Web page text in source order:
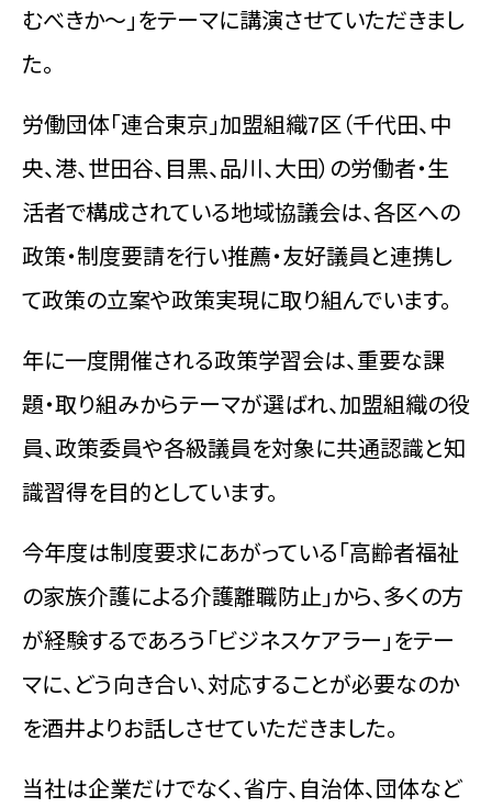
むべきか～」をテーマに講演させていただきまし
た。
労働団体「連合東京」加盟組織7区（千代田、中
央、港、世田谷、目黒、品川、大田）の労働者・生
活者で構成されている地域協議会は、各区への
政策・制度要請を行い推薦・友好議員と連携し
て政策の立案や政策実現に取り組んでいます。
年に一度開催される政策学習会は、重要な課
題・取り組みからテーマが選ばれ、加盟組織の役
員、政策委員や各級議員を対象に共通認識と知
識習得を目的としています。
今年度は制度要求にあがっている「高齢者福祉
の家族介護による介護離職防止」から、多くの方
が経験するであろう「ビジネスケアラー」をテー
マに、どう向き合い、対応することが必要なのか
を酒井よりお話しさせていただきました。
当社は企業だけでなく、省庁、自治体、団体など